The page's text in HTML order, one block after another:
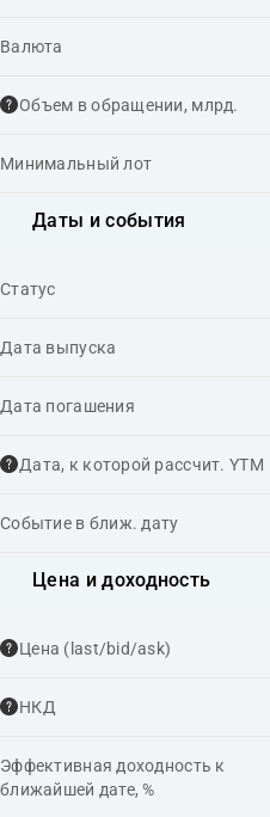
Валюта
Объем в обращении, млрд.
Минимальный лот
Даты и события
Статус
Дата выпуска
Дата погашения
Дата, к которой рассчит. YTM
Событие в ближ. дату
Цена и доходность
Цена (last/bid/ask)
НКД
Эффективная доходность к
ближайшей дате, %